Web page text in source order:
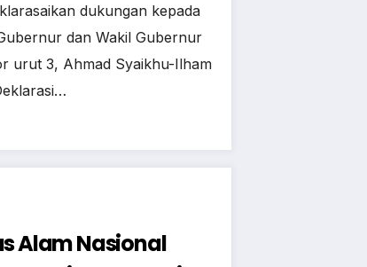
dukungan kepada
dan Wakil Gubernur
urut 3, Ahmad Syaikhu-Ilham
Alam Nasional